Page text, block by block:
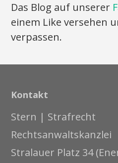
Das Blog auf unserer
einem Like versehen
verpassen.
Kontakt
Stern | Strafrecht
Rechtsanwaltskanzlei
Stralauer Platz 34